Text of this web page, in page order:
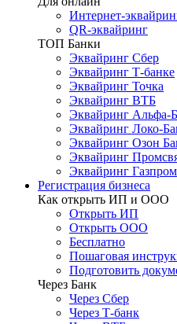
Интернет-
QR-эквайринг
ТОП Банки
Эквайринг Сбер
Эквайринг Т-банке
Эквайринг Точка
Эквайринг ВТБ
Эквайринг Альфа-
Эквайринг Локо-
Эквайринг Озон
Эквайринг
Эквайринг
Регистрация бизнеса
Как открыть ИП и ООО
Открыть ИП
Открыть ООО
Бесплатно
Пошаговая
Подготовить
Через Банк
Через Сбер
Через Т-банк